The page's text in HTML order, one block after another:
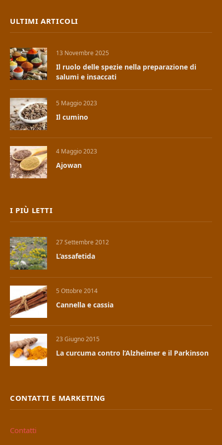
ULTIMI ARTICOLI
13 Novembre 2025
Il ruolo delle spezie nella preparazione di
salumi e insaccati
5 Maggio 2023
Il cumino
4 Maggio 2023
Ajowan
I PIÙ LETTI
27 Settembre 2012
L’assafetida
5 Ottobre 2014
Cannella e cassia
23 Giugno 2015
La curcuma contro l’Alzheimer e il Parkinson
CONTATTI E MARKETING
Contatti